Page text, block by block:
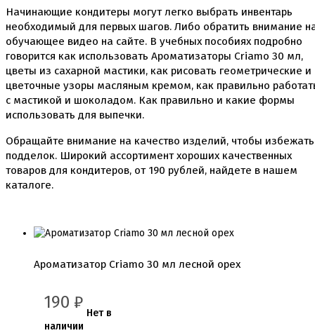
Инструменты для мастики и марципана
Инструменты для моделирования
Плунжеры вырубки штампы для мастики
Силиконовые молды
Скалки
Текстурные листы и коврики
Утюжки
Коврики армированные
Коврики силиконовые для выпечки
Кольцо резак
Кондитерские лопатки
Кондитерские наборы
Венчики кисточки лопатки струны делители сито и
др
Кондитерские мешки
Начинающие кондитеры могут легко выбрать инвентарь
необходимый для первых шагов. Либо обратить внимание
обучающее видео на сайте. В учебных пособиях подробно
говорится как использовать Ароматизаторы Criamo 30 мл,
цветы из сахарной мастики, как рисовать геометрические и
цветочные узоры масляным кремом, как правильно
с мастикой и шоколадом. Как правильно и какие формы
использовать для выпечки.
Обращайте внимание на качество изделий, чтобы избежать
подделок. Широкий ассортимент хороших качественных
товаров для кондитеров, от 190 рублей, найдете в нашем
каталоге.
Ароматизатор Criamo 30 мл лесной орех
190 ₽
Нет в
наличии